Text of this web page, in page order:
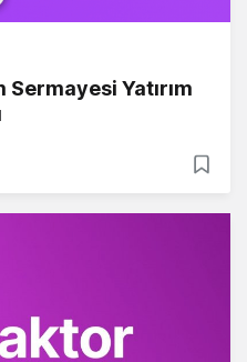
Yatırım